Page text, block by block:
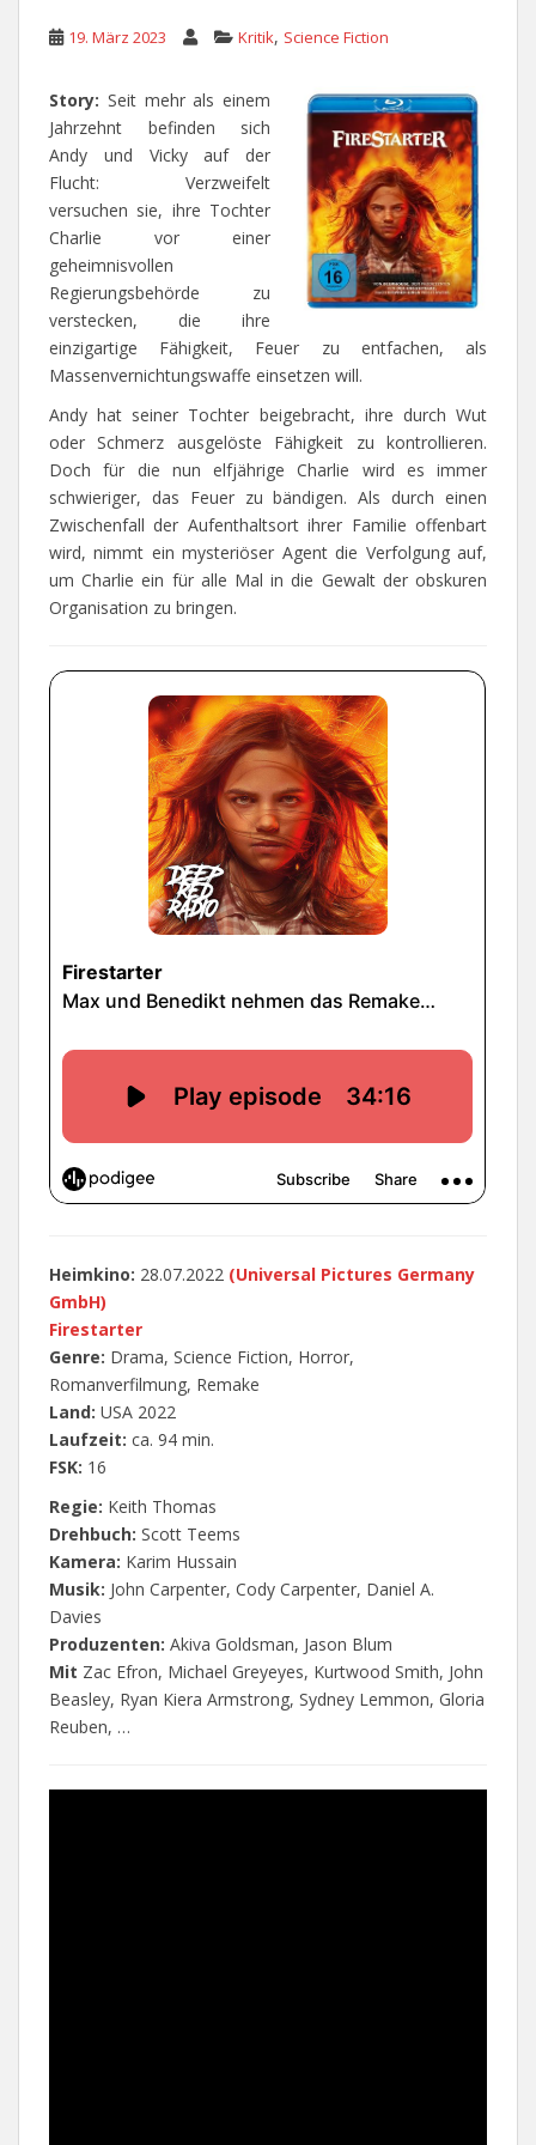
19. März 2023 Kritik, Science Fiction
Story: Seit mehr als einem
Jahrzehnt befinden sich
Andy und Vicky auf der
Flucht: Verzweifelt
versuchen sie, ihre Tochter
Charlie vor einer
geheimnisvollen
Regierungsbehörde zu
verstecken, die ihre
einzigartige Fähigkeit, Feuer zu entfachen, als
Massenvernichtungswaffe einsetzen will.
Andy hat seiner Tochter beigebracht, ihre durch Wut
oder Schmerz ausgelöste Fähigkeit zu kontrollieren.
Doch für die nun elfjährige Charlie wird es immer
schwieriger, das Feuer zu bändigen. Als durch einen
Zwischenfall der Aufenthaltsort ihrer Familie offenbart
wird, nimmt ein mysteriöser Agent die Verfolgung auf,
um Charlie ein für alle Mal in die Gewalt der obskuren
Organisation zu bringen.
Heimkino: 28.07.2022 (Universal Pictures Germany
GmbH)
Firestarter
Genre: Drama, Science Fiction, Horror,
Romanverfilmung, Remake
Land: USA 2022
Laufzeit: ca. 94 min.
FSK: 16
Regie: Keith Thomas
Drehbuch: Scott Teems
Kamera: Karim Hussain
Musik: John Carpenter, Cody Carpenter, Daniel A.
Davies
Produzenten: Akiva Goldsman, Jason Blum
Mit Zac Efron, Michael Greyeyes, Kurtwood Smith, John
Beasley, Ryan Kiera Armstrong, Sydney Lemmon, Gloria
Reuben, …